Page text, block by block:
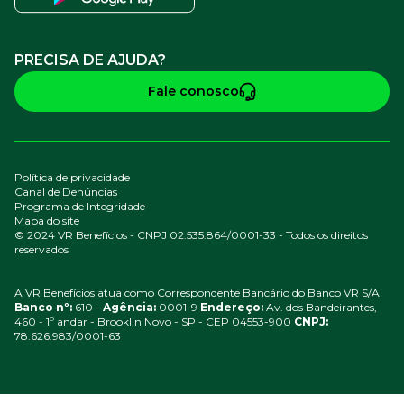
PRECISA DE AJUDA?
Fale conosco
© 2024 VR Benefícios - CNPJ 02.535.864/0001-33 - Todos os direitos
reservados
Política de privacidade
Canal de Denúncias
Programa de Integridade
Mapa do site
A VR Benefícios atua como Correspondente Bancário do Banco VR S/A
Banco nº: 610 - Agência: 0001-9 Endereço: Av. dos Bandeirantes,
460 - 1º andar - Brooklin Novo - SP - CEP 04553-900 CNPJ:
78.626.983/0001-63